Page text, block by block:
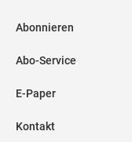
Abonnieren
Abo-Service
E-Paper
Kontakt